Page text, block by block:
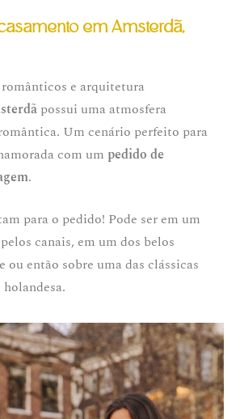
em Amsterdã,
e arquitetura
possui uma atmosfera
Um cenário perfeito para
com um pedido de
.
para o pedido! Pode ser em um
canais, em um dos belos
ou então sobre uma das clássicas